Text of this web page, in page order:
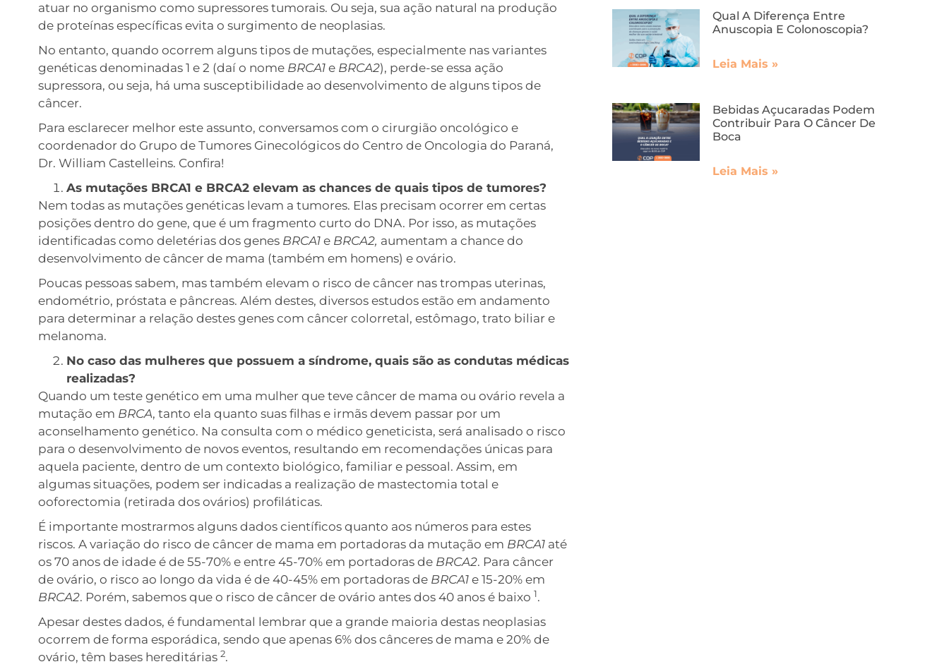
atuar no organismo como supressores tumorais. Ou seja, sua ação natural na produção
de proteínas específicas evita o surgimento de neoplasias.
No entanto, quando ocorrem alguns tipos de mutações, especialmente nas variantes
genéticas denominadas 1 e 2 (daí o nome BRCA1e BRCA2), perde-se essa ação
supressora, ou seja, há uma susceptibilidade ao desenvolvimento de alguns tipos de
câncer.
Para esclarecer melhor este assunto, conversamos com o cirurgião oncológico e
coordenador do Grupo de Tumores Ginecológicos do Centro de Oncologia do Paraná,
Dr. William Castelleins. Confira!
As mutações BRCA1 e BRCA2 elevam as chances de quais tipos de tumores?
Nem todas as mutações genéticas levam a tumores. Elas precisam ocorrer em certas
posições dentro do gene, que é um fragmento curto do DNA. Por isso, as mutações
identificadas como deletérias dos genes BRCA1 eBRCA2, aumentam a chance do
desenvolvimento de câncer de mama (também em homens) e ovário.
Poucas pessoas sabem, mas também elevam o risco de câncer nas trompas uterinas,
endométrio, próstata e pâncreas. Além destes, diversos estudos estão em andamento
para determinar a relação destes genes com câncer colorretal, estômago, trato biliar e
melanoma.
No caso das mulheres que possuem a síndrome, quais são as condutas médicas
realizadas?
Quando um teste genético em uma mulher que teve câncer de mama ou ovário revela a
mutação em BRCA, tanto ela quanto suas filhas e irmãs devem passar por um
aconselhamento genético. Na consulta com o médico geneticista, será analisado o risco
para o desenvolvimento de novos eventos, resultando em recomendações únicas para
aquela paciente, dentro de um contexto biológico, familiar e pessoal. Assim, em
algumas situações, podem ser indicadas a realização de mastectomia total e
ooforectomia (retirada dos ovários) profiláticas.
É importante mostrarmos alguns dados científicos quanto aos números para estes
riscos. A variação do risco de câncer de mama em portadoras da mutação em BRCA1até
os 70 anos de idade é de 55-70% e entre 45-70% em portadoras de BRCA2. Para câncer
de ovário, o risco ao longo da vida é de 40-45% em portadoras de BRCA1e 15-20% em
BRCA2. Porém, sabemos que o risco de câncer de ovário antes dos 40 anos é baixo 1.
Apesar destes dados, é fundamental lembrar que a grande maioria destas neoplasias
ocorrem de forma esporádica, sendo que apenas 6% dos cânceres de mama e 20% de
ovário, têm bases hereditárias 2.
Qual A Diferença Entre
Anuscopia E Colonoscopia?
Leia Mais »
Bebidas Açucaradas Podem
Contribuir Para O Câncer De
Boca
Leia Mais »